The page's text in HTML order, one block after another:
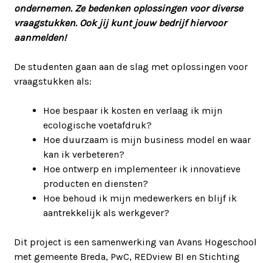
ondernemen. Ze bedenken oplossingen voor diverse
vraagstukken. Ook jij kunt jouw bedrijf hiervoor
aanmelden!
De studenten gaan aan de slag met oplossingen voor
vraagstukken als:
Hoe bespaar ik kosten en verlaag ik mijn
ecologische voetafdruk?
Hoe duurzaam is mijn business model en waar
kan ik verbeteren?
Hoe ontwerp en implementeer ik innovatieve
producten en diensten?
Hoe behoud ik mijn medewerkers en blijf ik
aantrekkelijk als werkgever?
Dit project is een samenwerking van Avans Hogeschool
met gemeente Breda, PwC, REDview BI en Stichting